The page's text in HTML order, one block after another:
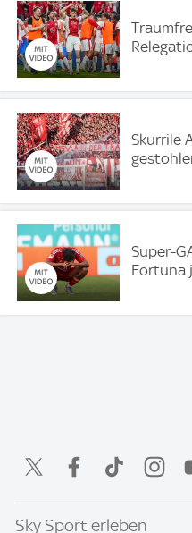
Skurrile
Super-
Fortuna
Sky Sport erleben